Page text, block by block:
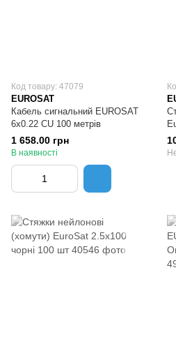
Код товару: 47079
EUROSAT
Кабель сигнальний EUROSAT
6x0.22 CU 100 метрів
1 658.00 грн
В наявності